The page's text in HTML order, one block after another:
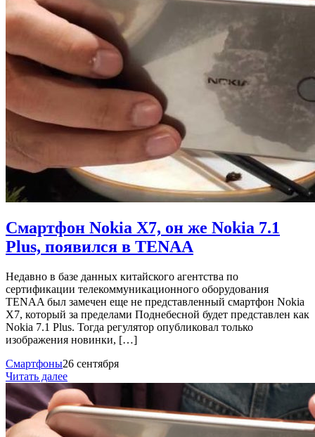
Смартфон Nokia X7, он же Nokia 7.1
Plus, появился в TENAA
Недавно в базе данных китайского агентства по
сертификации телекоммуникационного оборудования
TENAA был замечен еще не представленный смартфон Nokia
X7, который за пределами Поднебесной будет представлен как
Nokia 7.1 Plus. Тогда регулятор опубликовал только
изображения новинки, […]
Смартфоны26 сентября
Читать далее